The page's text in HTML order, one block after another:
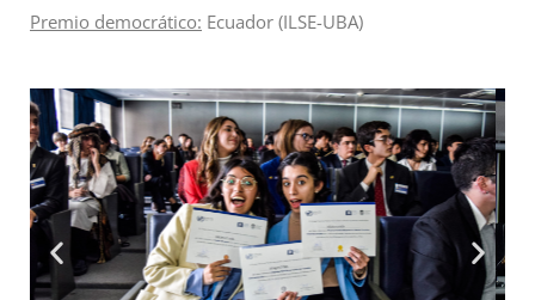
Premio democrático: Ecuador (ILSE-UBA)